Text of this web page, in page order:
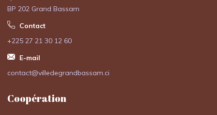
BP 202 Grand Bassam
Contact
+225 27 21 30 12 60
E-mail
contact@villedegrandbassam.ci
Coopération